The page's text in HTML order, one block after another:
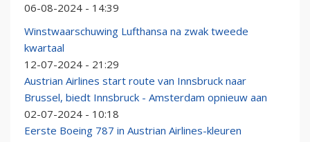
06-08-2024 - 14:39
Winstwaarschuwing Lufthansa na zwak tweede
kwartaal
12-07-2024 - 21:29
Austrian Airlines start route van Innsbruck naar
Brussel, biedt Innsbruck - Amsterdam opnieuw aan
02-07-2024 - 10:18
Eerste Boeing 787 in Austrian Airlines-kleuren